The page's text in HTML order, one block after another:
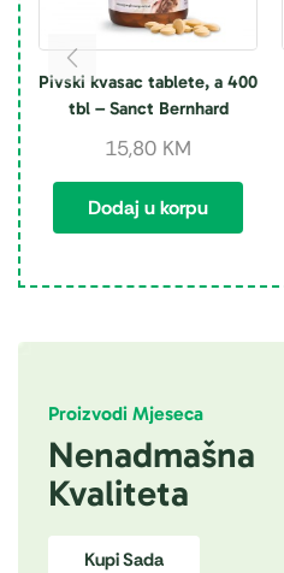
Pivski kvasac tablete, a 400
tbl – Sanct Bernhard
15,80 KM
Dodaj u korpu
Proizvodi Mjeseca
Nenadmašna
Kvaliteta
Kupi Sada